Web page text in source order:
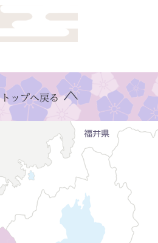
トップへ戻る